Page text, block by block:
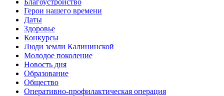
Благоустройство
Герои нашего времени
Даты
Здоровье
Конкурсы
Люди земли Калининской
Молодое поколение
Новость дня
Образование
Общество
Оперативно-профилактическая операция